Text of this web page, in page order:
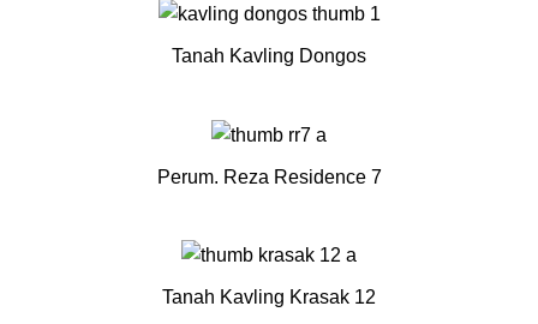
Tanah Kavling Dongos
Perum. Reza Residence 7
Tanah Kavling Krasak 12